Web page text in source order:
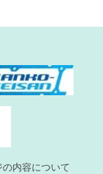
内容について